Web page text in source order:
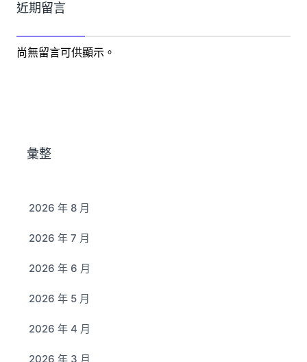
近期留言
尚無留言可供顯示。
彙整
2026 年 8 月
2026 年 7 月
2026 年 6 月
2026 年 5 月
2026 年 4 月
2026 年 3 月